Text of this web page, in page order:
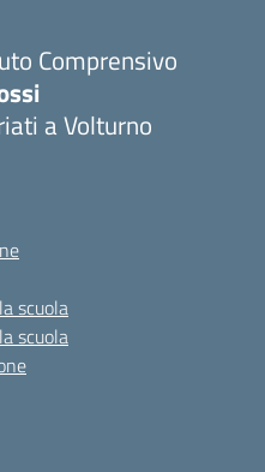
Comprensivo
a Volturno
scuola
scuola